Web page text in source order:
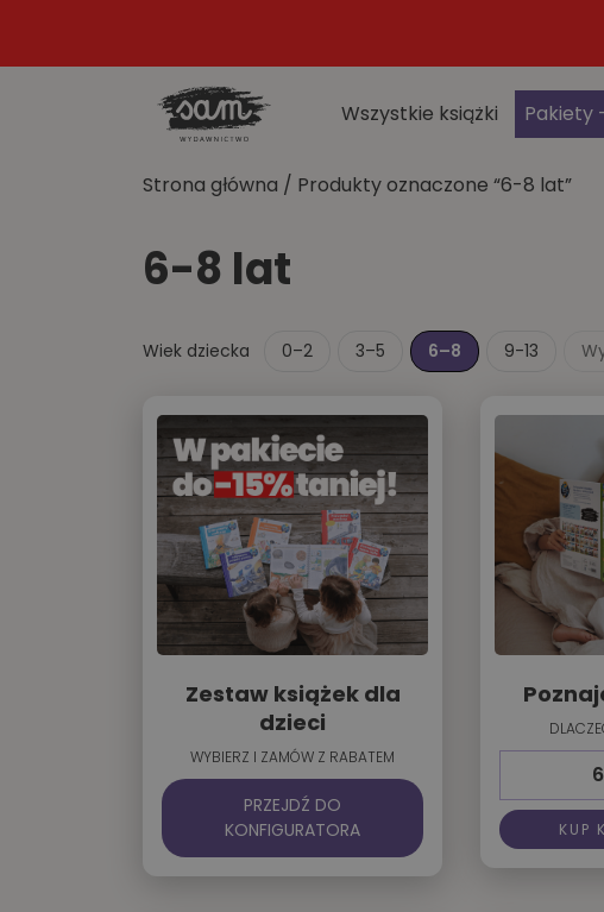
Wszystkie książki Pakiety
Strona główna / Produkty oznaczone “6-8 lat”
6-8 lat
Wiek dziecka 0–2 3–5 6–8 9-13
Zestaw książek dla
dzieci
WYBIERZ I ZAMÓW Z RABATEM
PRZEJDŹ DO
KONFIGURATORA
KUP